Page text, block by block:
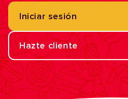
Iniciar sesión
Hazte cliente